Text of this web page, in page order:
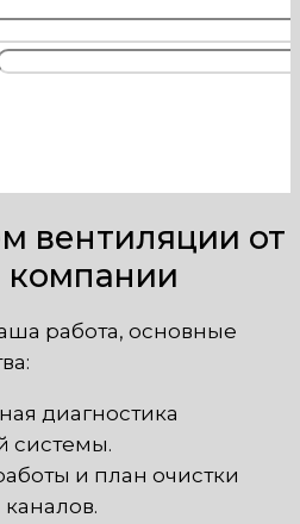
вентиляции от
работа, основные
диагностика
системы.
и план очистки
каналов.